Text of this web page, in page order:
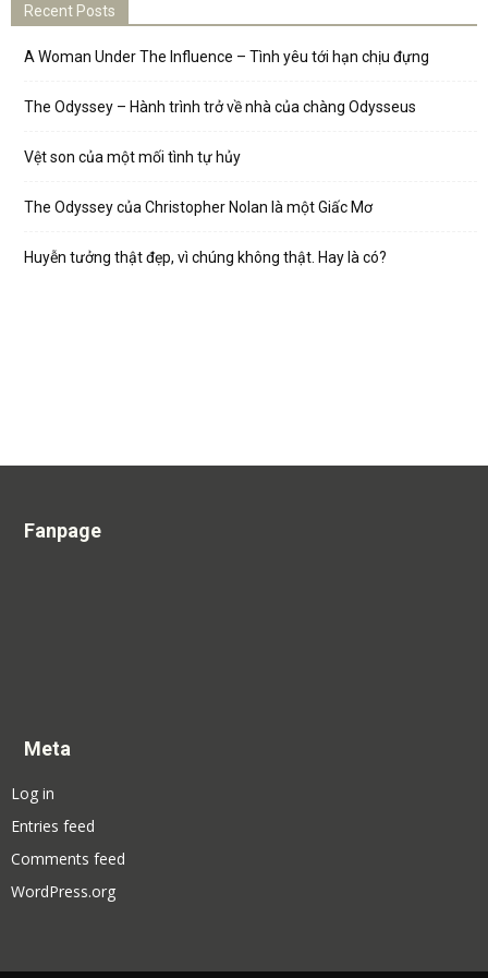
Recent Posts
A Woman Under The Influence – Tình yêu tới hạn chịu đựng
The Odyssey – Hành trình trở về nhà của chàng Odysseus
Vệt son của một mối tình tự hủy
The Odyssey của Christopher Nolan là một Giấc Mơ
Huyễn tưởng thật đẹp, vì chúng không thật. Hay là có?
Fanpage
Meta
Log in
Entries feed
Comments feed
WordPress.org